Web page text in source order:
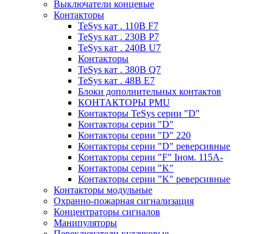
Выключатели концевые
Контакторы
TeSys кат . 110В F7
TeSys кат . 230В P7
TeSys кат . 240В U7
Контакторы
TeSys кат . 380В Q7
TeSys кат . 48В E7
Блоки дополнительных контактов
КОНТАКТОРЫ PMU
Контакторы TeSys серии "D"
Контакторы серии "D"
Контакторы серии "D" 220
Контакторы серии "D" реверсивные
Контакторы серии "F" Iном. 115А-
Контакторы серии "K"
Контакторы серии "K" реверсивные
Контакторы модульные
Охранно-пожарная сигнализация
Концентраторы сигналов
Манипуляторы